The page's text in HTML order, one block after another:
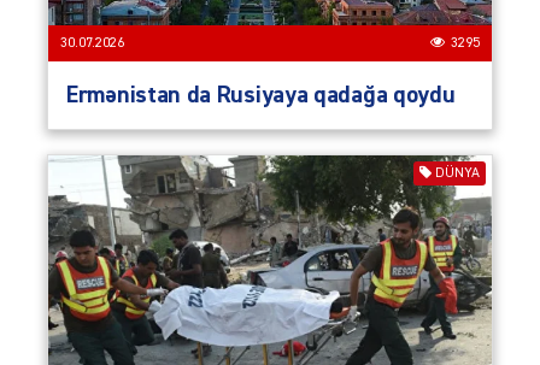
30.07.2026 3295
Ermənistan da Rusiyaya qadağa qoydu
DÜNYA